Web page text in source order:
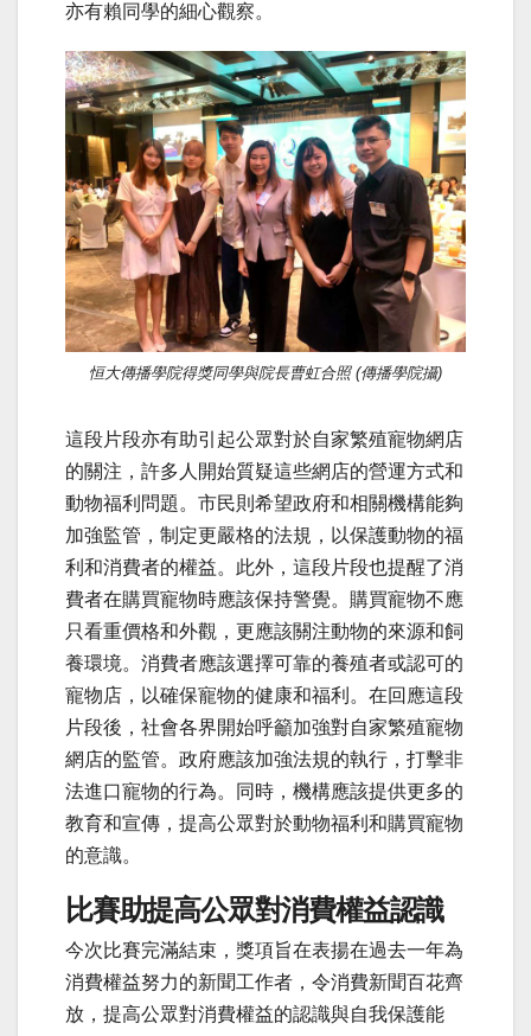
亦有賴同學的細心觀察。
恒大傳播學院得獎同學與院長曹虹合照 (傳播學院攝)
這段片段亦有助引起公眾對於自家繁殖寵物網店
的關注，許多人開始質疑這些網店的營運方式和
動物福利問題。市民則希望政府和相關機構能夠
加強監管，制定更嚴格的法規，以保護動物的福
利和消費者的權益。此外，這段片段也提醒了消
費者在購買寵物時應該保持警覺。購買寵物不應
只看重價格和外觀，更應該關注動物的來源和飼
養環境。消費者應該選擇可靠的養殖者或認可的
寵物店，以確保寵物的健康和福利。在回應這段
片段後，社會各界開始呼籲加強對自家繁殖寵物
網店的監管。政府應該加強法規的執行，打擊非
法進口寵物的行為。同時，機構應該提供更多的
教育和宣傳，提高公眾對於動物福利和購買寵物
的意識。
比賽助提高公眾對消費權益認識
今次比賽完滿結束，獎項旨在表揚在過去一年為
消費權益努力的新聞工作者，令消費新聞百花齊
放，提高公眾對消費權益的認識與自我保護能